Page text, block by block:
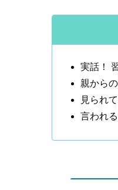
実話！
親から
見られ
言われ